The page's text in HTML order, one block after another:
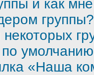
и как
группы?
по
«Наша